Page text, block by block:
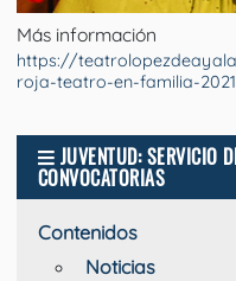
Más información
https://
roja-teatro-en-familia-2021
JUVENTUD: SERVICIO
CONVOCATORIAS
Contenidos
Noticias